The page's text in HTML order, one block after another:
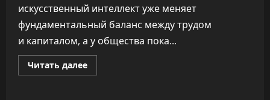
искусственный интеллект уже меняет
фундаментальный баланс между трудом
и капиталом, а у общества пока...
Читать далееПрочитать
больше